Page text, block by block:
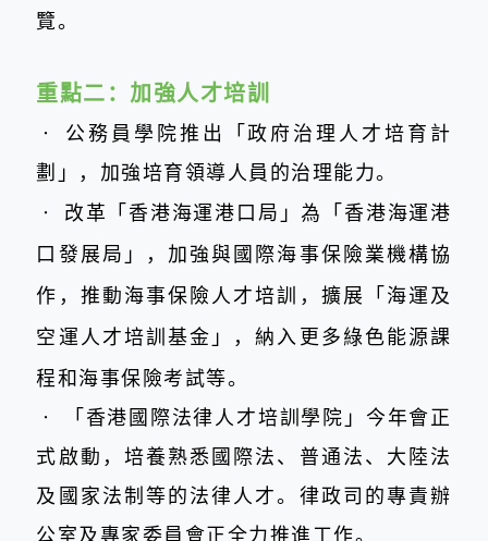
覽。
重點二： 加強人才培訓
‧ 公務員學院推出「政府治理人才培育計
劃」，加強培育領導人員的治理能力。
‧ 改革「香港海運港口局」為「香港海運港
口發展局」，加強與國際海事保險業機構協
作，推動海事保險人才培訓，擴展 「 海運及
空運人才培訓基金」，納入更多綠色能源課
程和海事保險考試等。
‧
「香港國際法律人才培訓學院」今年會正
式啟動，培養熟悉國際法、普通法、大陸法
及國家法制等的法律人才。律政司的專責辦
公室及專家委員會正全力推進工作。